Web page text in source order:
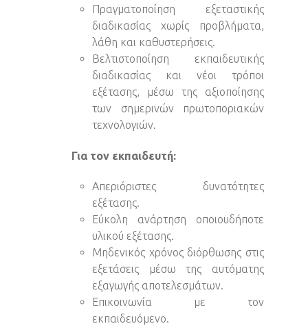
Πραγματοποίηση εξεταστικής
διαδικασίας χωρίς προβλήματα,
λάθη και καθυστερήσεις.
Βελτιστοποίηση εκπαιδευτικής
διαδικασίας και νέοι τρόποι
εξέτασης, μέσω της αξιοποίησης
των σημερινών πρωτοποριακών
τεχνολογιών.
Για τον εκπαιδευτή:
Απεριόριστες δυνατότητες
εξέτασης.
Εύκολη ανάρτηση οποιουδήποτε
υλικού εξέτασης.
Μηδενικός χρόνος διόρθωσης στις
εξετάσεις μέσω της αυτόματης
εξαγωγής αποτελεσμάτων.
Επικοινωνία με τον
εκπαιδευόμενο.